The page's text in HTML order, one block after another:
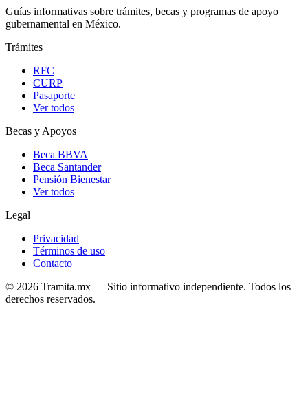
Guías informativas sobre trámites, becas y programas de apoyo
gubernamental en México.
Trámites
RFC
CURP
Pasaporte
Ver todos
Becas y Apoyos
Beca BBVA
Beca Santander
Pensión Bienestar
Ver todos
Legal
Privacidad
Términos de uso
Contacto
© 2026 Tramita.mx — Sitio informativo independiente. Todos los
derechos reservados.